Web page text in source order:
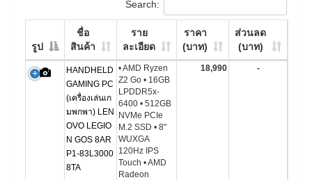
Search:
รูป
ชื่อ
สินค้า
ราย
ละเอียด
ราคา
(บาท)
ส่วนลด
(บาท)
HANDHELD
GAMING PC
(เครื่องเล่นเก
มพกพา) LEN
OVO LEGIO
N GOS 8AR
P1-83L3000
8TA
• AMD Ryzen
Z2 Go • 16GB
LPDDR5x-
6400 • 512GB
NVMe PCIe
M.2 SSD • 8"
WUXGA
120Hz IPS
Touch • AMD
Radeon
18,990 -